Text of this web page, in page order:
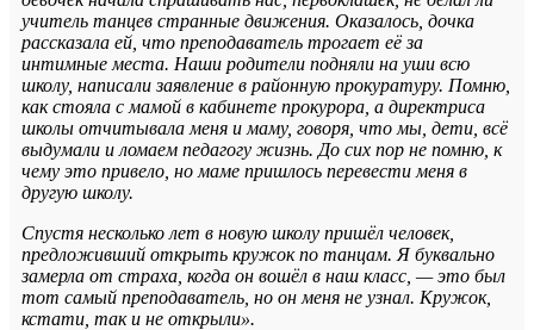
учитель танцев странные движения. Оказалось, дочка
рассказала ей, что преподаватель трогает её за
интимные места. Наши родители подняли на уши всю
школу, написали заявление в районную прокуратуру. Помню,
как стояла с мамой в кабинете прокурора, а директриса
школы отчитывала меня и маму, говоря, что мы, дети, всё
выдумали и ломаем педагогу жизнь. До сих пор не помню, к
чему это привело, но маме пришлось перевести меня в
другую школу.
Спустя несколько лет в новую школу пришёл человек,
предложивший открыть кружок по танцам. Я буквально
замерла от страха, когда он вошёл в наш класс, — это был
тот самый преподаватель, но он меня не узнал. Кружок,
кстати, так и не открыли».